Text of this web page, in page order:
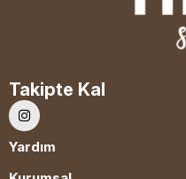
Takipte Kal
Yardım